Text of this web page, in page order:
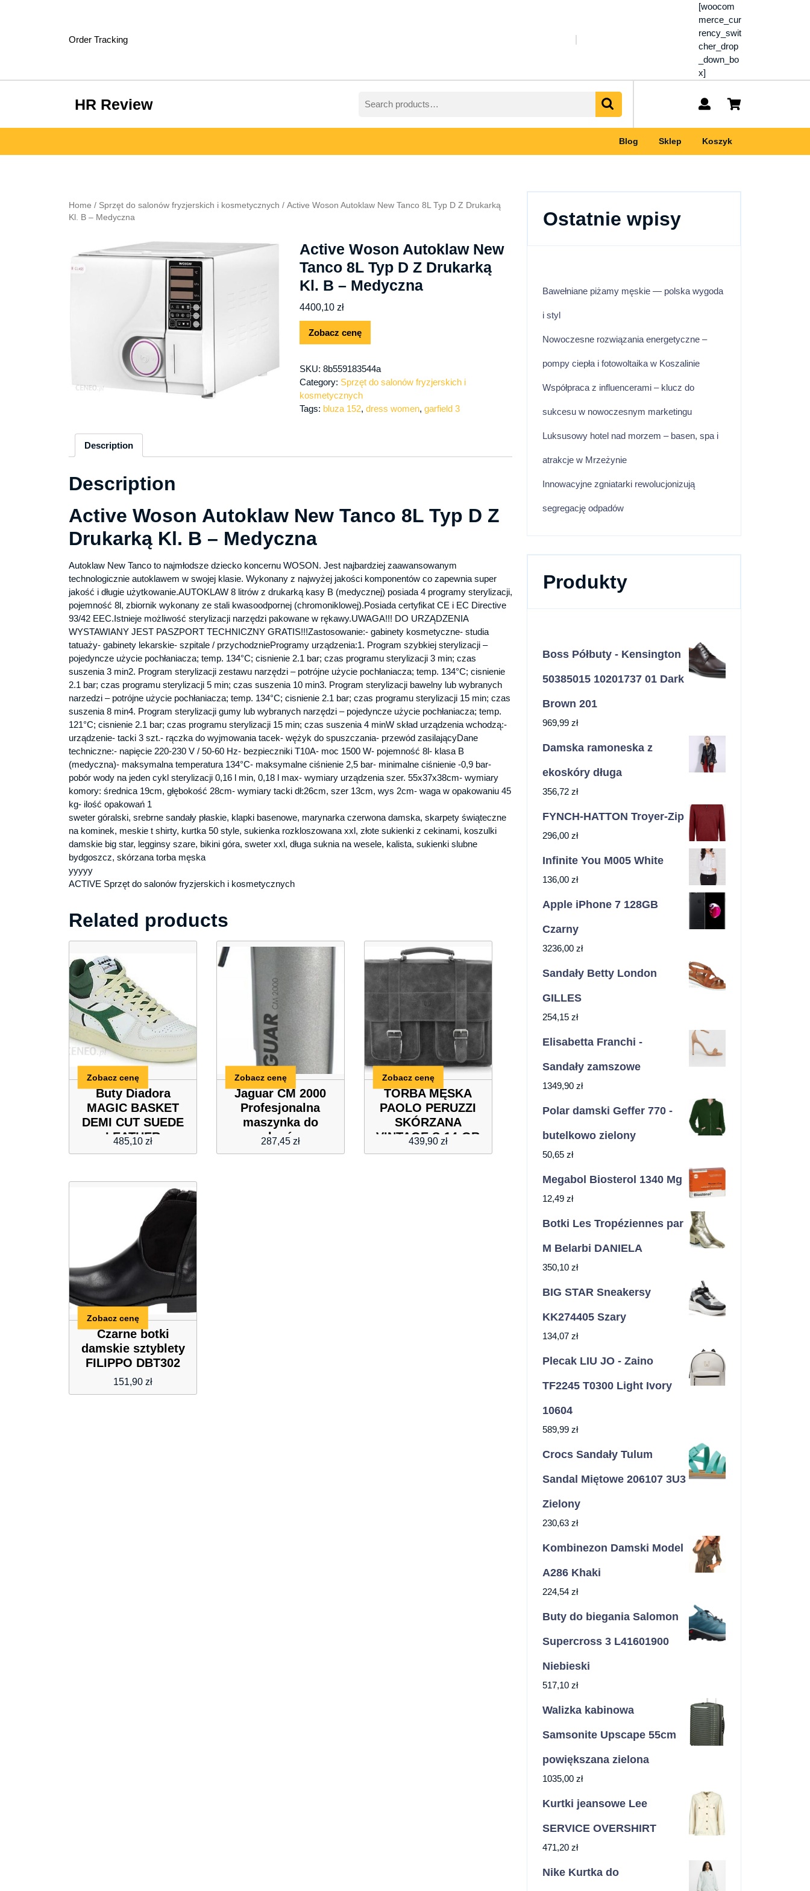
Order Tracking
[woocom
merce_cur
rency_swit
cher_drop
_down_bo
x]
HR Review
for:
My
Blog Sklep Koszyk
Home / Sprzęt do salonów fryzjerskich i kosmetycznych / Active Woson Autoklaw New Tanco 8L Typ D Z Drukarką
Kl. B – Medyczna
Active Woson Autoklaw New
Tanco 8L Typ D Z Drukarką
Kl. B – Medyczna
4400,10 zł
Zobacz cenę
SKU: 8b559183544a
Category: Sprzęt do salonów fryzjerskich i
kosmetycznych
Tags: bluza 152, dress women, garfield 3
Description
Description
Active Woson Autoklaw New Tanco 8L Typ D Z
Drukarką Kl. B – Medyczna
Autoklaw New Tanco to najmłodsze dziecko koncernu WOSON. Jest najbardziej zaawansowanym
technologicznie autoklawem w swojej klasie. Wykonany z najwyżej jakości komponentów co zapewnia super
jakość i długie użytkowanie.AUTOKLAW 8 litrów z drukarką kasy B (medycznej) posiada 4 programy sterylizacji,
pojemność 8l, zbiornik wykonany ze stali kwasoodpornej (chromoniklowej).Posiada certyfikat CE i EC Directive
93/42 EEC.Istnieje możliwość sterylizacji narzędzi pakowane w rękawy.UWAGA!!! DO URZĄDZENIA
WYSTAWIANY JEST PASZPORT TECHNICZNY GRATIS!!!Zastosowanie:- gabinety kosmetyczne- studia
tatuaży- gabinety lekarskie- szpitale / przychodznieProgramy urządzenia:1. Program szybkiej sterylizacji –
pojedyncze użycie pochłaniacza; temp. 134°C; cisnienie 2.1 bar; czas programu sterylizacji 3 min; czas
suszenia 3 min2. Program sterylizacji zestawu narzędzi – potrójne użycie pochłaniacza; temp. 134°C; cisnienie
2.1 bar; czas programu sterylizacji 5 min; czas suszenia 10 min3. Program sterylizacji bawelny lub wybranych
narzedzi – potrójne użycie pochłaniacza; temp. 134°C; cisnienie 2.1 bar; czas programu sterylizacji 15 min; czas
suszenia 8 min4. Program sterylizacji gumy lub wybranych narzędzi – pojedyncze użycie pochłaniacza; temp.
121°C; cisnienie 2.1 bar; czas programu sterylizacji 15 min; czas suszenia 4 minW skład urządzenia wchodzą:-
urządzenie- tacki 3 szt.- rączka do wyjmowania tacek- wężyk do spuszczania- przewód zasilającyDane
techniczne:- napięcie 220-230 V / 50-60 Hz- bezpieczniki T10A- moc 1500 W- pojemność 8l- klasa B
(medyczna)- maksymalna temperatura 134°C- maksymalne ciśnienie 2,5 bar- minimalne ciśnienie -0,9 bar-
pobór wody na jeden cykl sterylizacji 0,16 l min, 0,18 l max- wymiary urządzenia szer. 55x37x38cm- wymiary
komory: średnica 19cm, głębokość 28cm- wymiary tacki dł:26cm, szer 13cm, wys 2cm- waga w opakowaniu 45
kg- ilość opakowań 1
sweter góralski, srebrne sandały płaskie, klapki basenowe, marynarka czerwona damska, skarpety świąteczne
na kominek, meskie t shirty, kurtka 50 style, sukienka rozkloszowana xxl, złote sukienki z cekinami, koszulki
damskie big star, legginsy szare, bikini góra, sweter xxl, długa suknia na wesele, kalista, sukienki slubne
bydgoszcz, skórzana torba męska
yyyyy
ACTIVE Sprzęt do salonów fryzjerskich i kosmetycznych
Related products
Buty Diadora
MAGIC BASKET
DEMI CUT SUEDE
LEATHER
485,10 zł
Zobacz cenę
Jaguar CM 2000
Profesjonalna
maszynka do
włosów
287,45 zł
Zobacz cenę
TORBA MĘSKA
PAOLO PERUZZI
SKÓRZANA
VINTAGE S-14-GR
439,90 zł
Zobacz cenę
Czarne botki
damskie sztyblety
FILIPPO DBT302
151,90 zł
Zobacz cenę
Ostatnie wpisy
Bawełniane piżamy męskie — polska wygoda
i styl
Nowoczesne rozwiązania energetyczne –
pompy ciepła i fotowoltaika w Koszalinie
Współpraca z influencerami – klucz do
sukcesu w nowoczesnym marketingu
Luksusowy hotel nad morzem – basen, spa i
atrakcje w Mrzeżynie
Innowacyjne zgniatarki rewolucjonizują
segregację odpadów
Produkty
Boss Półbuty - Kensington
50385015 10201737 01 Dark
Brown 201
969,99 zł
Damska ramoneska z
ekoskóry długa
356,72 zł
FYNCH-HATTON Troyer-Zip
296,00 zł
Infinite You M005 White
136,00 zł
Apple iPhone 7 128GB
Czarny
3236,00 zł
Sandały Betty London
GILLES
254,15 zł
Elisabetta Franchi -
Sandały zamszowe
1349,90 zł
Polar damski Geffer 770 -
butelkowo zielony
50,65 zł
Megabol Biosterol 1340 Mg
12,49 zł
Botki Les Tropéziennes par
M Belarbi DANIELA
350,10 zł
BIG STAR Sneakersy
KK274405 Szary
134,07 zł
Plecak LIU JO - Zaino
TF2245 T0300 Light Ivory
10604
589,99 zł
Crocs Sandały Tulum
Sandal Miętowe 206107 3U3
Zielony
230,63 zł
Kombinezon Damski Model
A286 Khaki
224,54 zł
Buty do biegania Salomon
Supercross 3 L41601900
Niebieski
517,10 zł
Walizka kabinowa
Samsonite Upscape 55cm
powiększana zielona
1035,00 zł
Kurtki jeansowe Lee
SERVICE OVERSHIRT
471,20 zł
Nike Kurtka do